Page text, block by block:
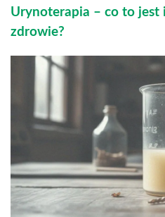
Urynoterapia – co to jest
zdrowie?